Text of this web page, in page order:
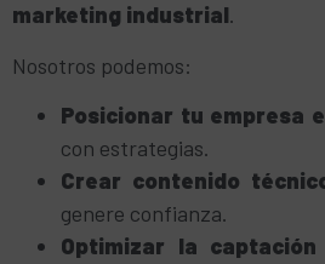
marketing industrial.
Nosotros podemos:
Posicionar tu empresa
con estrategias.
Crear contenido
genere confianza.
Optimizar la